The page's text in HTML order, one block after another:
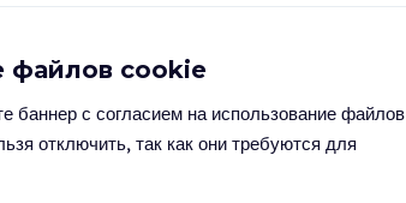
файлов cookie
баннер с согласием на использование файлов
отключить, так как они требуются для